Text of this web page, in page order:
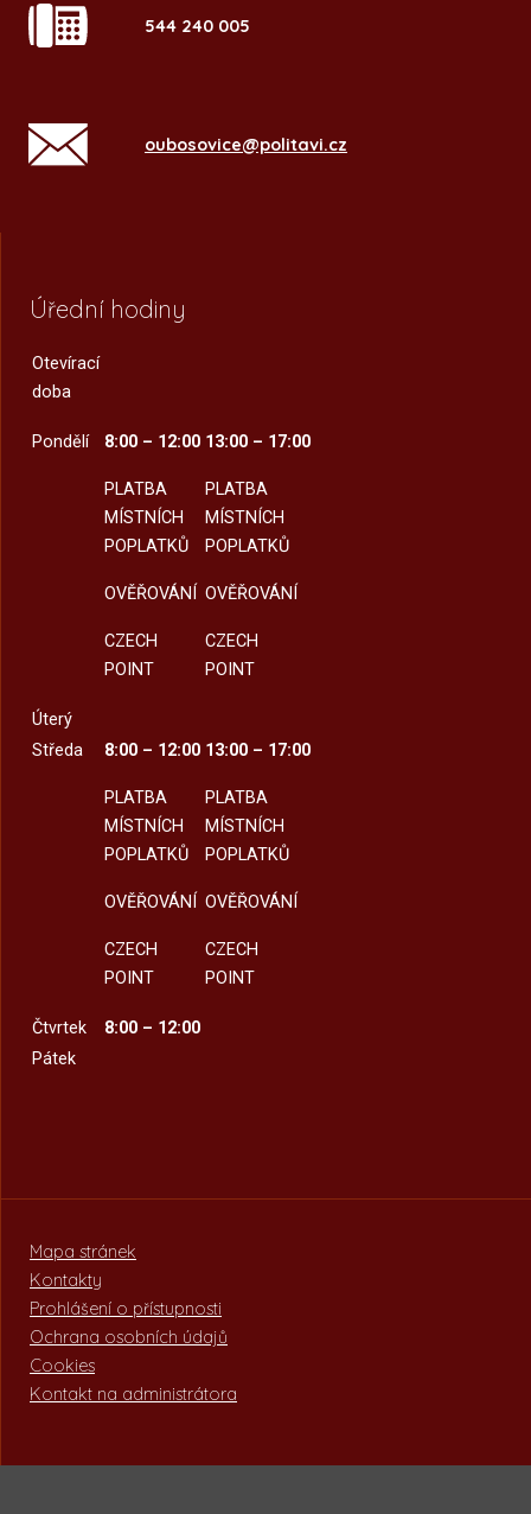
544 240 005
oubosovice@politavi.cz
Úřední hodiny
Otevírací
doba
Pondělí 8:00 – 12:00
PLATBA
MÍSTNÍCH
POPLATKŮ
OVĚŘOVÁNÍ
CZECH
POINT
13:00 – 17:00
PLATBA
MÍSTNÍCH
POPLATKŮ
OVĚŘOVÁNÍ
CZECH
POINT
Úterý
Středa
8:00 – 12:00
PLATBA
MÍSTNÍCH
POPLATKŮ
OVĚŘOVÁNÍ
CZECH
POINT
13:00 – 17:00
PLATBA
MÍSTNÍCH
POPLATKŮ
OVĚŘOVÁNÍ
CZECH
POINT
Čtvrtek
8:00 – 12:00
Pátek
Mapa stránek
Kontakty
Prohlášení o přístupnosti
Ochrana osobních údajů
Cookies
Kontakt na administrátora